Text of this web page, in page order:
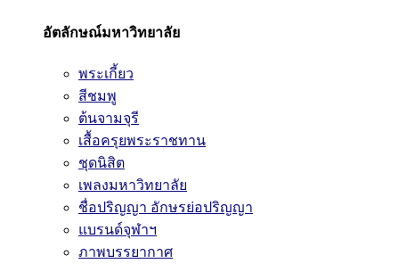
อัตลักษณ์มหาวิทยาลัย
พระเกี้ยว
สีชมพู
ต้นจามจุรี
เสื้อครุยพระราชทาน
ชุดนิสิต
เพลงมหาวิทยาลัย
ชื่อปริญญา อักษรย่อปริญญา
แบรนด์จุฬาฯ
ภาพบรรยากาศ